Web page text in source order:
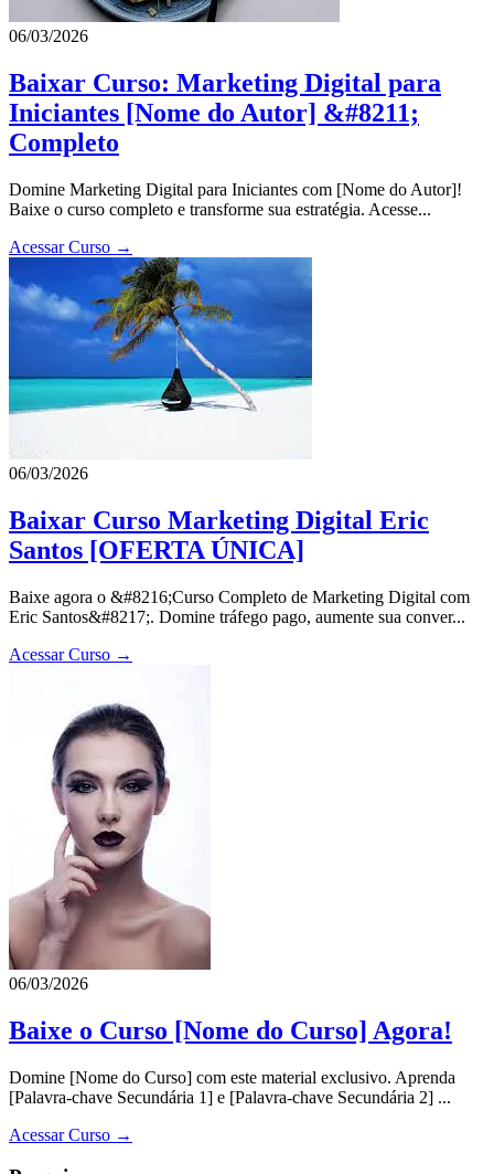
06/03/2026
Baixar Curso: Marketing Digital para
Iniciantes [Nome do Autor] &#8211;
Completo
Domine Marketing Digital para Iniciantes com [Nome do Autor]!
Baixe o curso completo e transforme sua estratégia. Acesse...
Acessar Curso →
06/03/2026
Baixar Curso Marketing Digital Eric
Santos [OFERTA ÚNICA]
Baixe agora o &#8216;Curso Completo de Marketing Digital com
Eric Santos&#8217;. Domine tráfego pago, aumente sua conver...
Acessar Curso →
06/03/2026
Baixe o Curso [Nome do Curso] Agora!
Domine [Nome do Curso] com este material exclusivo. Aprenda
[Palavra-chave Secundária 1] e [Palavra-chave Secundária 2] ...
Acessar Curso →